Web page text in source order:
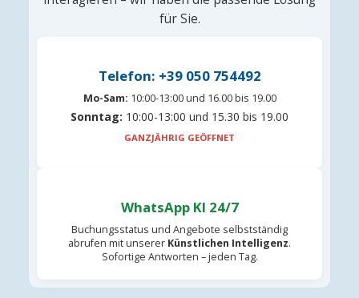
für Sie.
Telefon: +39 050 754492
Mo-Sam: 10:00-13:00 und 16.00 bis 19.00
Sonntag: 10:00-13:00 und 15.30 bis 19.00
GANZJÄHRIG GEÖFFNET
WhatsApp KI 24/7
Buchungsstatus und Angebote selbstständig
abrufen mit unserer Künstlichen Intelligenz.
Sofortige Antworten – jeden Tag.